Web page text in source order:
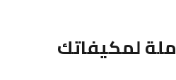
لمكيفاتك